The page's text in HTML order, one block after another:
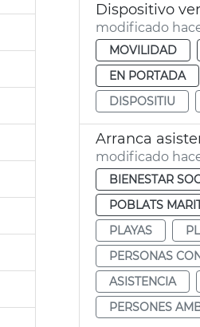
Dispositivo
modificado
MOVILIDAD
EN PORTADA
DISPOSITIU
Arranca
modificado
BIENESTAR
POBLATS
PLAYAS
PERSONAS
ASISTENCIA
PERSONES